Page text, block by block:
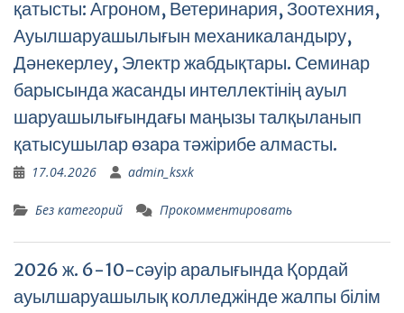
қатысты: Агроном, Ветеринария, Зоотехния,
Ауылшаруашылығын механикаландыру,
Дәнекерлеу, Электр жабдықтары. Семинар
барысында жасанды интеллектінің ауыл
шаруашылығындағы маңызы талқыланып
қатысушылар өзара тәжірибе алмасты.
17.04.2026 admin_ksxk
Без категорий Прокомментировать
2026 ж. 6-10-сәуір аралығында Қордай
ауылшаруашылық колледжінде жалпы білім